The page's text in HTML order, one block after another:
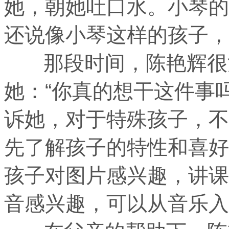
她，朝她吐口水。小琴
还说像小琴这样的孩子
那段时间，陈艳辉很
她：“你真的想干这件事
诉她，对于特殊孩子，
先了解孩子的特性和喜
孩子对图片感兴趣，讲
音感兴趣，可以从音乐